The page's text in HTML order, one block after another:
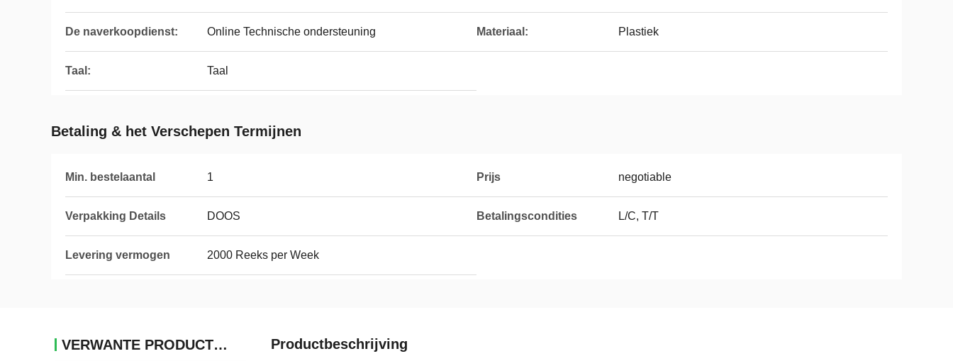
De naverkoopdienst: Online Technische ondersteuning Materiaal: Plastiek
Taal: Taal
Betaling & het Verschepen Termijnen
Min. bestelaantal 1 Prijs negotiable
Verpakking Details DOOS Betalingscondities L/C, T/T
Levering vermogen 2000 Reeks per Week
VERWANTE PRODUCTEN Productbeschrijving